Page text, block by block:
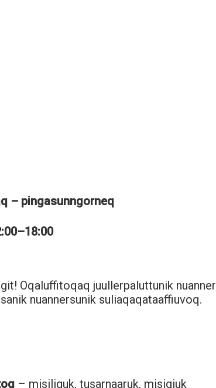
– pingasunngorneq
Oqaluffitoqaq juullerpaluttunik
nuannersunik suliaqaqataaffiuvoq.
– misiliguk, tusarnaaruk, misigiuk